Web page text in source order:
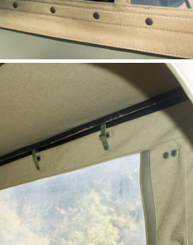
enroulement
411, 401
zum Hochrollen)